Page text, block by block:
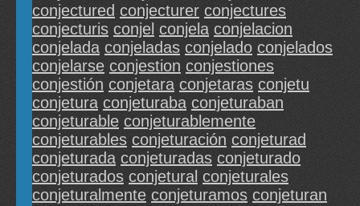
conjectured conjecturer conjectures
conjecturis conjel conjela conjelacion
conjelada conjeladas conjelado conjelados
conjelarse conjestion conjestiones
conjestión conjetara conjetaras conjetu
conjetura conjeturaba conjeturaban
conjeturable conjeturablemente
conjeturables conjeturación conjeturad
conjeturada conjeturadas conjeturado
conjeturados conjetural conjeturales
conjeturalmente conjeturamos conjeturan